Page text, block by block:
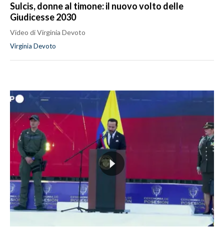
Sulcis, donne al timone: il nuovo volto delle
Giudicesse 2030
Video di Virginia Devoto
Virginia Devoto